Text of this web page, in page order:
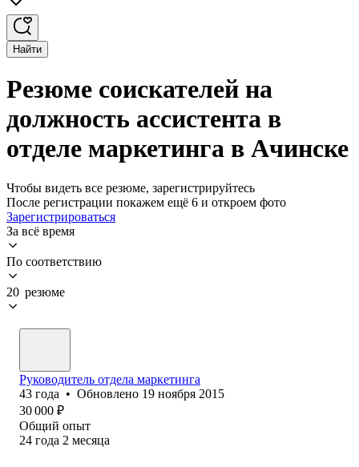
Найти
Резюме соискателей на
должность ассистента в
отделе маркетинга в Ачинске
Чтобы видеть все резюме, зарегистрируйтесь
После регистрации покажем ещё 6 и откроем фото
Зарегистрироваться
За всё время
По соответствию
20 резюме
Руководитель отдела маркетинга
43 года • Обновлено 19 ноября 2015
30 000 ₽
Общий опыт
24 года 2 месяца